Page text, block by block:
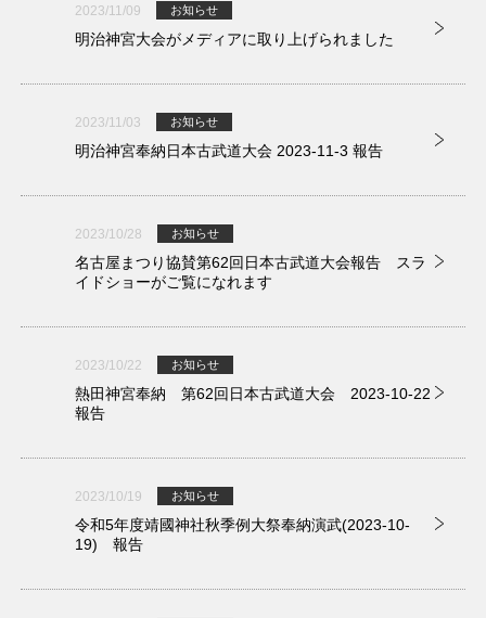
2023/11/09 お知らせ
明治神宮大会がメディアに取り上げられました
2023/11/03 お知らせ
明治神宮奉納日本古武道大会 2023-11-3 報告
2023/10/28 お知らせ
名古屋まつり協賛第62回日本古武道大会報告 スラ
イドショーがご覧になれます
2023/10/22 お知らせ
熱田神宮奉納 第62回日本古武道大会 2023-10-22
報告
2023/10/19 お知らせ
令和5年度靖國神社秋季例大祭奉納演武(2023-10-
19) 報告